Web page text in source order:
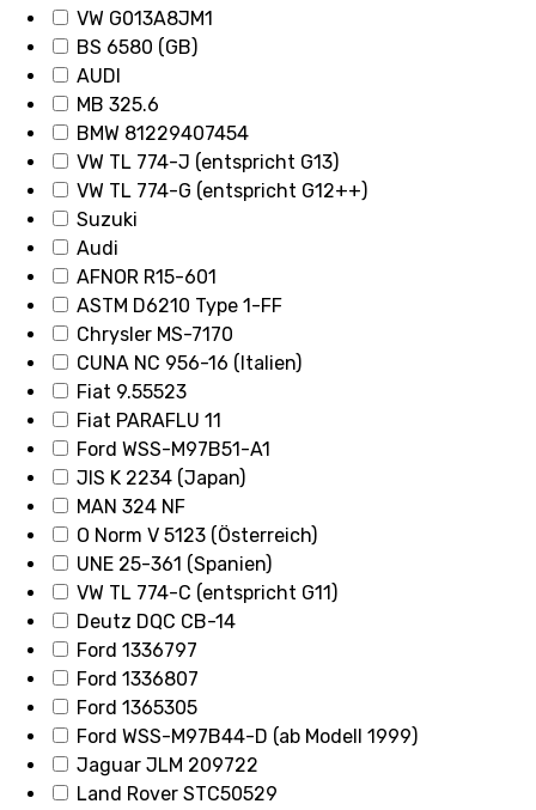
VW G013A8JM1
BS 6580 (GB)
AUDI
MB 325.6
BMW 81229407454
VW TL 774-J (entspricht G13)
VW TL 774-G (entspricht G12++)
Suzuki
Audi
AFNOR R15-601
ASTM D6210 Type 1-FF
Chrysler MS-7170
CUNA NC 956-16 (Italien)
Fiat 9.55523
Fiat PARAFLU 11
Ford WSS-M97B51-A1
JIS K 2234 (Japan)
MAN 324 NF
O Norm V 5123 (Österreich)
UNE 25-361 (Spanien)
VW TL 774-C (entspricht G11)
Deutz DQC CB-14
Ford 1336797
Ford 1336807
Ford 1365305
Ford WSS-M97B44-D (ab Modell 1999)
Jaguar JLM 209722
Land Rover STC50529